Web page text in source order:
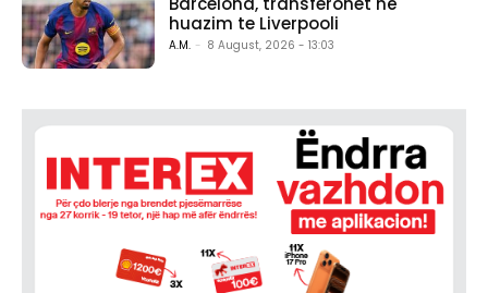
huazim te Liverpooli
A.M. - 8 August, 2026 - 13:03